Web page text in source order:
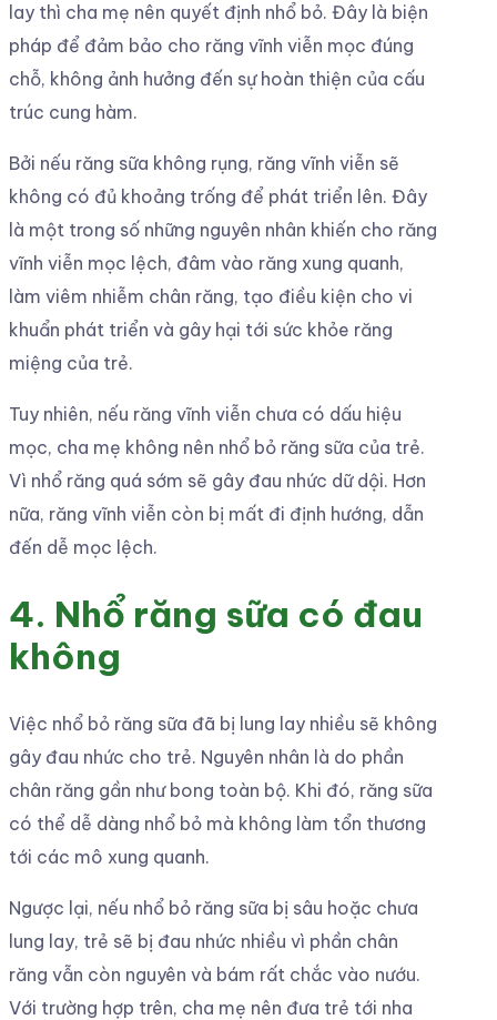
lay thì cha mẹ nên quyết định nhổ bỏ. Đây là biện
pháp để đảm bảo cho răng vĩnh viễn mọc đúng
chỗ, không ảnh hưởng đến sự hoàn thiện của cấu
trúc cung hàm.
Bởi nếu răng sữa không rụng, răng vĩnh viễn sẽ
không có đủ khoảng trống để phát triển lên. Đây
là một trong số những nguyên nhân khiến cho răng
vĩnh viễn mọc lệch, đâm vào răng xung quanh,
làm viêm nhiễm chân răng, tạo điều kiện cho vi
khuẩn phát triển và gây hại tới sức khỏe răng
miệng của trẻ.
Tuy nhiên, nếu răng vĩnh viễn chưa có dấu hiệu
mọc, cha mẹ không nên nhổ bỏ răng sữa của trẻ.
Vì nhổ răng quá sớm sẽ gây đau nhức dữ dội. Hơn
nữa, răng vĩnh viễn còn bị mất đi định hướng, dẫn
đến dễ mọc lệch.
4. Nhổ răng sữa có đau
không
Việc nhổ bỏ răng sữa đã bị lung lay nhiều sẽ không
gây đau nhức cho trẻ. Nguyên nhân là do phần
chân răng gần như bong toàn bộ. Khi đó, răng sữa
có thể dễ dàng nhổ bỏ mà không làm tổn thương
tới các mô xung quanh.
Ngược lại, nếu nhổ bỏ răng sữa bị sâu hoặc chưa
lung lay, trẻ sẽ bị đau nhức nhiều vì phần chân
răng vẫn còn nguyên và bám rất chắc vào nướu.
Với trường hợp trên, cha mẹ nên đưa trẻ tới nha